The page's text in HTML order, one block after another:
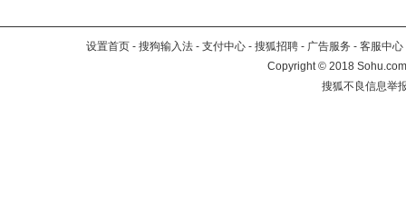
设置首页 - 搜狗输入法 - 支付中心 - 搜狐招聘 - 广告服务 - 客服中心
Copyright©2018
搜狐不良信息举